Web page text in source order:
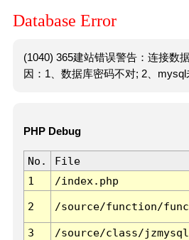
Database Error
(1040) 365建站错误警告：连接数
因：1、数据库密码不对; 2、mysql
PHP Debug
No. File
1
/index.php
2 /source/function/
3 /source/class/